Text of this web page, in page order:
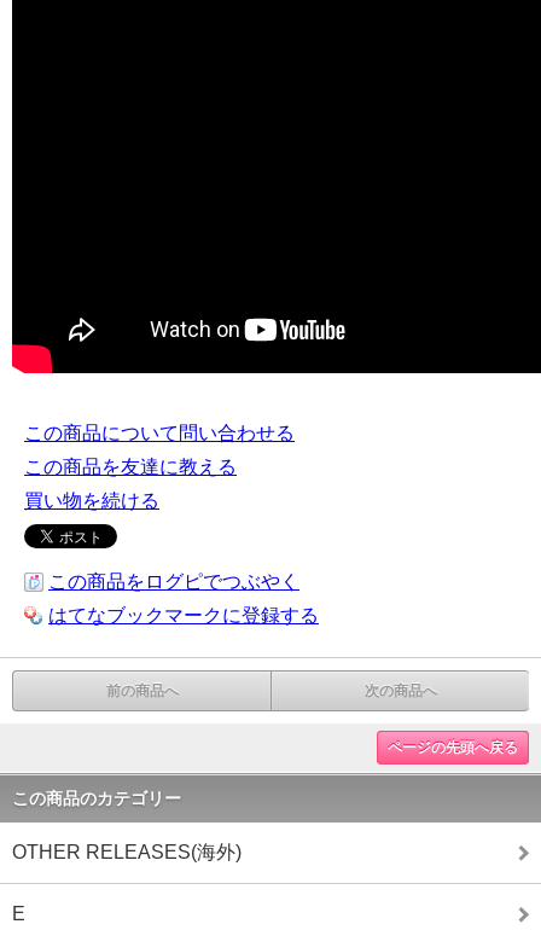
この商品について問い合わせる
この商品を友達に教える
買い物を続ける
この商品をログピでつぶやく
はてなブックマークに登録する
前の商品へ 次の商品へ
ページの先頭へ戻る
この商品のカテゴリー
OTHER RELEASES(海外)
E